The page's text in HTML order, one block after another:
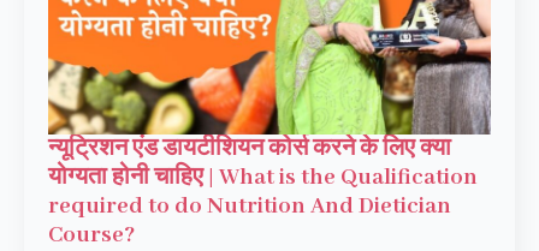
न्यूट्रिशन एंड डायटीशियन कोर्स करने के लिए क्या
योग्यता होनी चाहिए | What is the Qualification
required to do Nutrition And Dietician
Course?